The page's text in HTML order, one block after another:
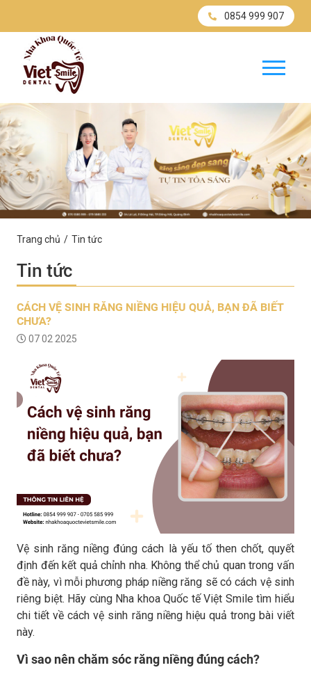
0854 999 907
Trang chủ Tin tức
Tin tức
CÁCH VỆ SINH RĂNG NIỀNG HIỆU QUẢ, BẠN ĐÃ BIẾT
CHƯA?
07 02 2025
Vệ sinh răng niềng đúng cách là yếu tố then chốt, quyết
định đến kết quả chỉnh nha. Không thể chủ quan trong vấn
đề này, vì mỗi phương pháp niềng răng sẽ có cách vệ sinh
riêng biệt. Hãy cùng Nha khoa Quốc tế Việt Smile tìm hiểu
chi tiết về cách vệ sinh răng niềng hiệu quả trong bài viết
này.
Vì sao nên chăm sóc răng niềng đúng cách?